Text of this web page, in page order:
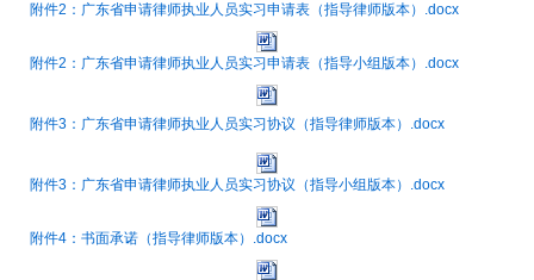
附件2：广东省申请律师执业人员实习申请表（指导律师版本）.docx
附件2：广东省申请律师执业人员实习申请表（指导小组版本）.docx
附件3：广东省申请律师执业人员实习协议（指导律师版本）.docx
附件3：广东省申请律师执业人员实习协议（指导小组版本）.docx
附件4：书面承诺（指导律师版本）.docx